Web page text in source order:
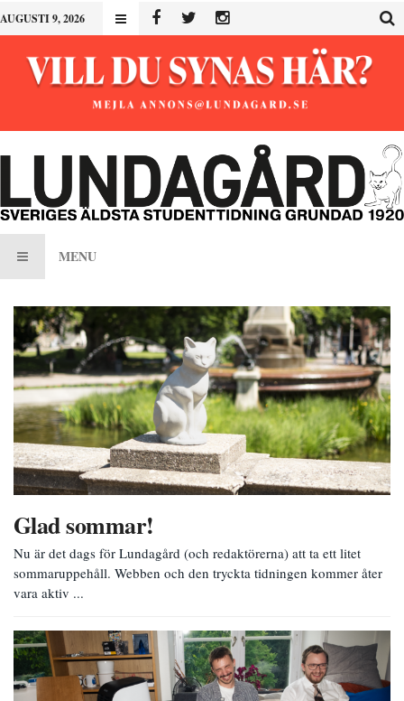
AUGUSTI 9, 2026
MENU
Glad sommar!
Nu är det dags för Lundagård (och redaktörerna) att ta ett litet
sommaruppehåll. Webben och den tryckta tidningen kommer åter
vara aktiv ...